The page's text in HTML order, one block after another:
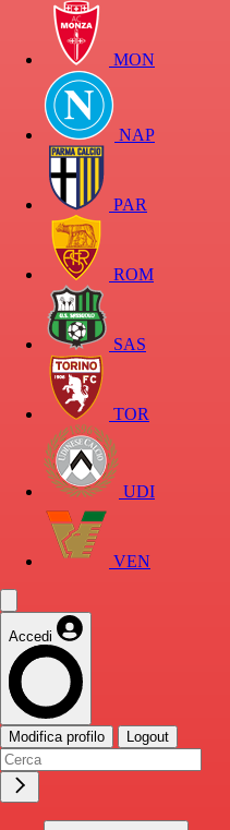
MON
NAP
PAR
ROM
SAS
TOR
UDI
VEN
Accedi
Modifica profilo Logout